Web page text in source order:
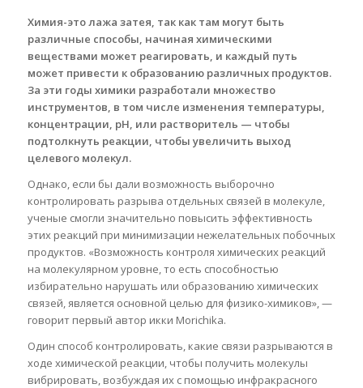
Химия-это лажа затея, так как там могут быть
различные способы, начиная химическими
веществами может реагировать, и каждый путь
может привести к образованию различных продуктов.
За эти годы химики разработали множество
инструментов, в том числе изменения температуры,
концентрации, рН, или растворитель — чтобы
подтолкнуть реакции, чтобы увеличить выход
целевого молекул.
Однако, если бы дали возможность выборочно
контролировать разрыва отдельных связей в молекуле,
ученые смогли значительно повысить эффективность
этих реакций при минимизации нежелательных побочных
продуктов. «Возможность контроля химических реакций
на молекулярном уровне, то есть способностью
избирательно нарушать или образованию химических
связей, является основной целью для физико-химиков», —
говорит первый автор икки Morichika.
Один способ контролировать, какие связи разрываются в
ходе химической реакции, чтобы получить молекулы
вибрировать, возбуждая их с помощью инфракрасного